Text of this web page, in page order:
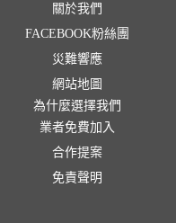
關於我們
FACEBOOK粉絲團
災難響應
網站地圖
為什麼選擇我們
業者免費加入
合作提案
免責聲明